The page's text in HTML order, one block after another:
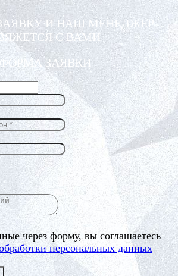
И НАШ МЕНЕДЖЕР
С ВАМИ
ЗАЯВКИ
через форму, вы соглашаетесь
персональных данных